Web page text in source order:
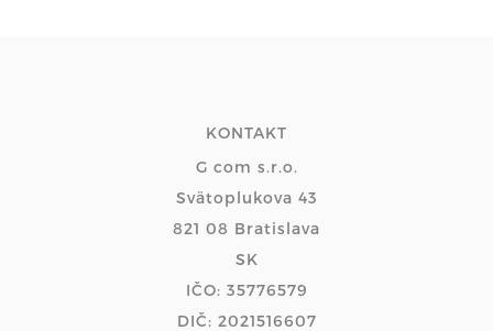
KONTAKT
G com s.r.o.
Svätoplukova 43
821 08 Bratislava
SK
IČO: 35776579
DIČ: 2021516607